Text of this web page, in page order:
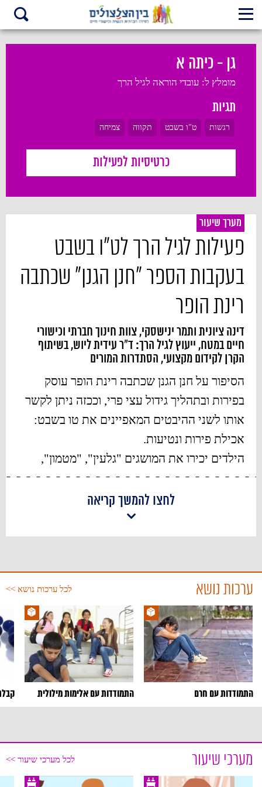
גן - כיתה א
מומלץ ל: עובדי הוראה לגיל הרך
תגיות
רגשות ט"ו בשבט תקווה צמיחה
כרטיסיות לפעילות
מערך שיעור
פעילות לגיל הרך לט"ו בשבט
בעקבות הספר "חנן הגנן" שכתבה
רינת הופר
דינה ציונית ותמר ינישסקי, צוות חינוך חברתי וכישורי
חיים במטח, ייעוץ לגיל הרך: ד"ר עידית ליוש, בשיתוף
הקרן לקידום מקצועי, הסתדרות המורים
הסיפור על חנן הגנן שכתבה רינת הופר עוסק
בפירות ובתהליך גידול עצי פרי, וככזה ניתן לקשר
אותו לשני ההיבטים המאפיינים את טו בשבט:
אכילת פירות ונטיעות.
הילדים יכירו את המושגים "גלעין", "מטמון",
"אוצר" ו"יְקַר ערך" ויקשרו אליהם משמעויות
שבדרך כלל נלוות לרגש – כמו שמחה, המשכיות,
מצורפות כרטיסיות לפעילות.
חז"ל קבעו את ט"ו בשבט כראש השנה לאילנות. במקורו
היה תאריך זה מיועד לחקלאים, והוא שימש בסיס
לחישוב היבול השנתי של הפירות, לצורך הפרשת מַעֲשֵׂר
לחצו להמשך קריאה
ערכות נושא לכל ערכות נושא >>
התמודדות עם חרם התמודדות עם אלימות מילולית
מערכי שיעור לכל מערכי שיעור >>